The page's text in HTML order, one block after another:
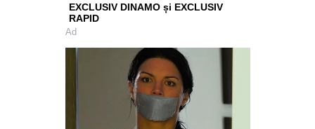
EXCLUSIV DINAMO și EXCLUSIV
RAPID
Ad